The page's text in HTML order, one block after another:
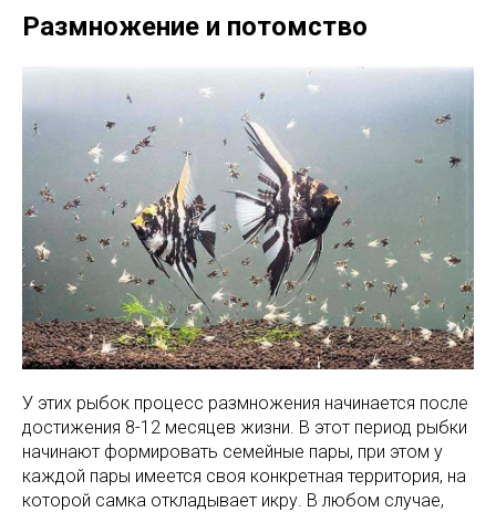
Размножение и потомство
У этих рыбок процесс размножения начинается после
достижения 8-12 месяцев жизни. В этот период рыбки
начинают формировать семейные пары, при этом у
каждой пары имеется своя конкретная территория, на
которой самка откладывает икру. В любом случае,